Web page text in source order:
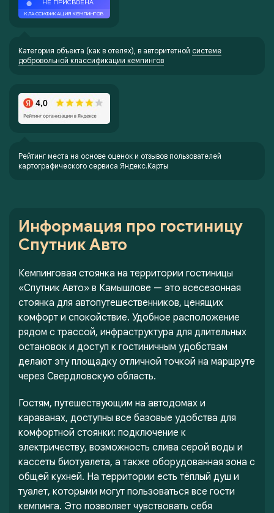
Категория объекта (как в отелях), в авторитетной системе
добровольной классификации кемпингов
Рейтинг места на основе оценок и отзывов пользователей
картографического сервиса Яндекс.Карты
Информация про гостиницу
Спутник Авто
Кемпинговая стоянка на территории гостиницы
«Спутник Авто» в Камышлове — это всесезонная
стоянка для автопутешественников, ценящих
комфорт и спокойствие. Удобное расположение
рядом с трассой, инфраструктура для длительных
остановок и доступ к гостиничным удобствам
делают эту площадку отличной точкой на маршруте
через Свердловскую область.
Гостям, путешествующим на автодомах и
караванах, доступны все базовые удобства для
комфортной стоянки: подключение к
электричеству, возможность слива серой воды и
кассеты биотуалета, а также оборудованная зона с
общей кухней. На территории есть тёплый душ и
туалет, которыми могут пользоваться все гости
кемпинга. Это позволяет чувствовать себя